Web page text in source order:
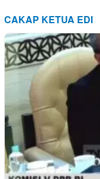
CAKAP KETUA EDI